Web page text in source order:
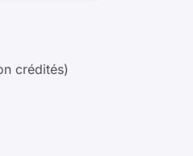
crédités)